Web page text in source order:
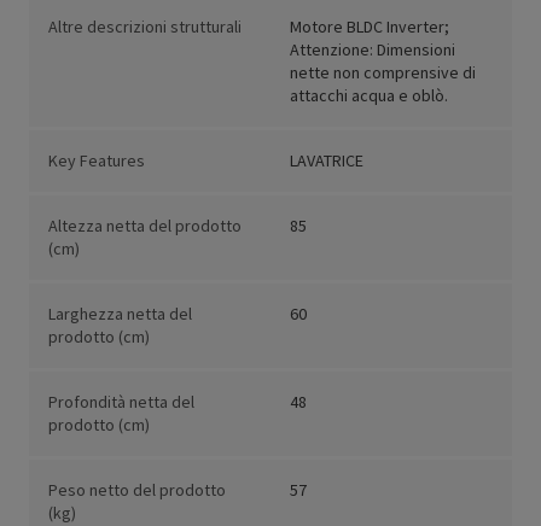
Altre descrizioni strutturali
Motore BLDC Inverter;
Attenzione: Dimensioni
nette non comprensive di
attacchi acqua e oblò.
Key Features LAVATRICE
Altezza netta del prodotto
(cm)
85
Larghezza netta del
prodotto (cm)
60
Profondità netta del
prodotto (cm)
48
Peso netto del prodotto
(kg)
57